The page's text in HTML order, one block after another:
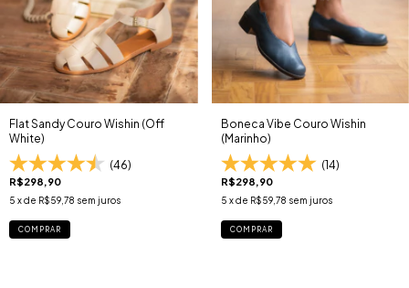
Flat Sandy Couro Wishin (Off
White)
(46)
R$298,90
5 x de R$59,78 sem juros
COMPRAR
Boneca Vibe Couro Wishin
(Marinho)
(14)
R$298,90
5 x de R$59,78 sem juros
COMPRAR